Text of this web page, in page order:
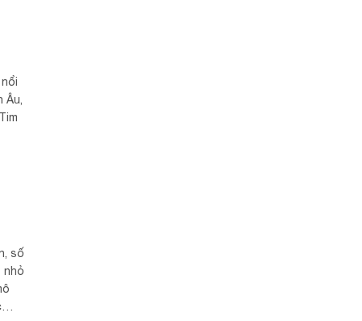
Âu,
số
nhỏ